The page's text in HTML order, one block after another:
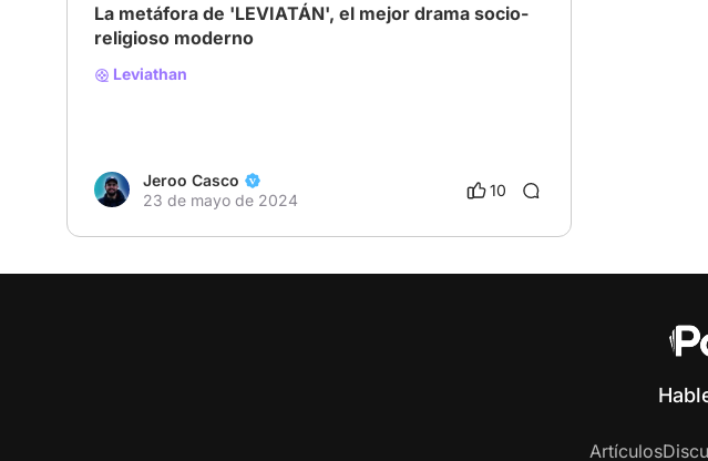
La metáfora de 'LEVIATÁN', el mejor drama socio-
religioso moderno
Leviathan
Jeroo Casco
23 de mayo de 2024
10
Artículos